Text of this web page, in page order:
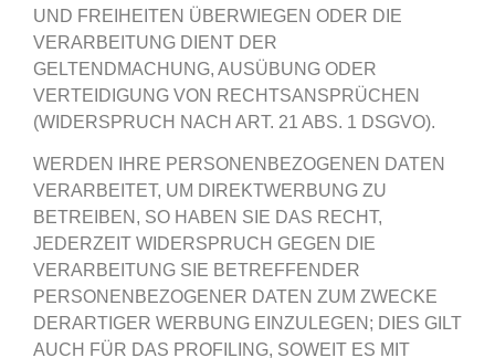
UND FREIHEITEN ÜBERWIEGEN ODER DIE
VERARBEITUNG DIENT DER
GELTENDMACHUNG, AUSÜBUNG ODER
VERTEIDIGUNG VON RECHTSANSPRÜCHEN
(WIDERSPRUCH NACH ART. 21 ABS. 1 DSGVO).
WERDEN IHRE PERSONENBEZOGENEN DATEN
VERARBEITET, UM DIREKTWERBUNG ZU
BETREIBEN, SO HABEN SIE DAS RECHT,
JEDERZEIT WIDERSPRUCH GEGEN DIE
VERARBEITUNG SIE BETREFFENDER
PERSONENBEZOGENER DATEN ZUM ZWECKE
DERARTIGER WERBUNG EINZULEGEN; DIES GILT
AUCH FÜR DAS PROFILING, SOWEIT ES MIT